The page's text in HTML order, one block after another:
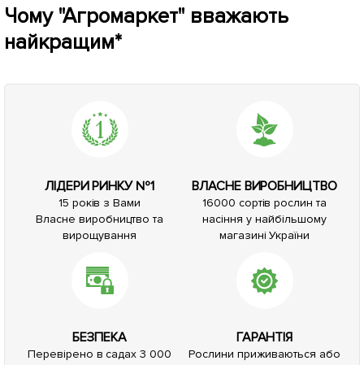
Чому "Агромаркет" вважають
найкращим*
ЛІДЕРИ РИНКУ №1
15 років з Вами
Власне виробництво та
вирощування
ВЛАСНЕ ВИРОБНИЦТВО
16000 сортів рослин та
насіння у найбільшому
магазині України
БЕЗПЕКА
Перевірено в садах 3 000
ГАРАНТІЯ
Рослини приживаються або